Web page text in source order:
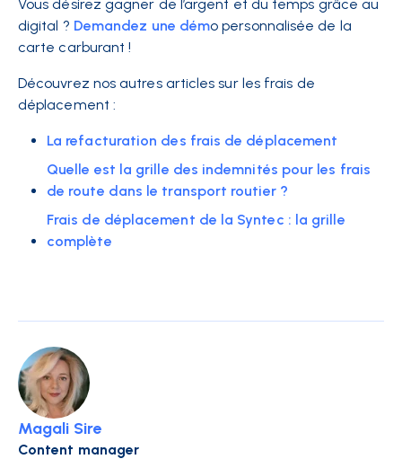
Vous désirez gagner de l’argent et du temps grâce au
digital ? Demandez une démo personnalisée de la
carte carburant !
Découvrez nos autres articles sur les frais de
déplacement :
La refacturation des frais de déplacement
Quelle est la grille des indemnités pour les frais
de route dans le transport routier ?
Frais de déplacement de la Syntec : la grille
complète
Magali Sire
Content manager